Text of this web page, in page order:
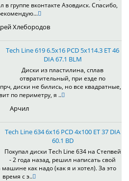
группе вконтакте Азовдиск. Спасибо,
Хлебородов
Tech Line 619 6.5x16 PCD 5x114.3 ET 46
DIA 67.1 BLM
Диски из пластилина, сплав
отвратительный, при езде по
диски не бились, но все квадратные,
по периметру, я ..
Арчил
Tech Line 634 6x16 PCD 4x100 ET 37 DIA
60.1 BD
Покупал диски Tech Line 634 на Степвей
- 2 года назад, решил написать свой
как надо (как я и хотел). За это
время с э..